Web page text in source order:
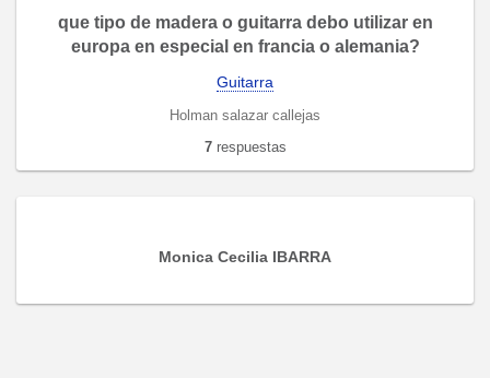
que tipo de madera o guitarra debo utilizar en
europa en especial en francia o alemania?
Guitarra
Holman salazar callejas
7respuestas
Monica Cecilia IBARRA